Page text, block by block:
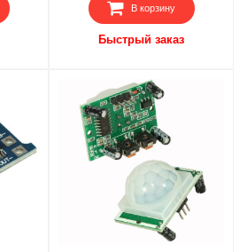
В корзину
Быстрый заказ